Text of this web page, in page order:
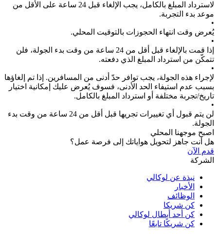
لاسترداد المبلغ بالكامل، يجب الإلغاء قبل 24 ساعة على الأقل من
موعد بدء التجربة.
•
يُعرض وقت انتهاء الحجوزات بالتوقيت المحلي.
•
إذا قمت بالإلغاء قبل أقل من 24 ساعة من وقت بدء الجولة، فلن
تتمكّن من استرداد المبلغ الذي دفعته.
•
لإجراء هذه الجولة، يجب توافر حدّ أدنى من المسافرين. إذا تم إلغاؤها
بسبب عدم استيفاء الحد الأدنى، فسوف يُعرض عليك إمكانية اختيار
تاريخ/تجربة مختلفة أو استرداد المبلغ بالكامل.
•
لن يتم قبول أي تغييرات تجريها قبل أقل من 24 ساعة من وقت بدء
الجولة.
اصبح موجهنا المحلي
هل أنت جاهز لتحويل هواياتك إلى فرصة عمل؟
قدم الآن
الشركة
نبذة عن لوكالي
الأخبار
الوظائف
كن شريكا
كن أحد أبطال لوكالي
كن شريكًا تابعًا